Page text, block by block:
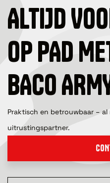
ALTIJD
OP PAD
BACO
Praktisch en betrouwbaar – al
uitrustingspartner.